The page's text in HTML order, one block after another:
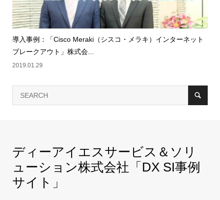
導入事例：「Cisco Meraki（シスコ・メラキ）インターネット
ブレークアウト」株式会...
2019.01.29
ディーアイエスサービス＆ソリ
ューション株式会社「DX SI事例
サイト」